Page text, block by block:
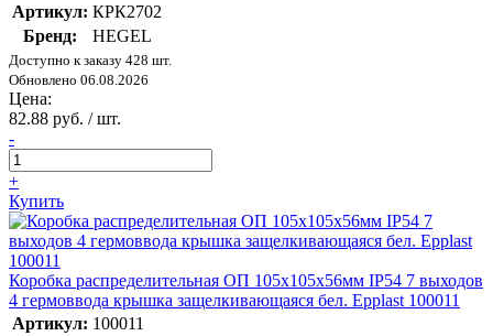
Артикул: КРК2702
Бренд:
HEGEL
Доступно к заказу 428 шт.
Обновлено 06.08.2026
Цена:
82.88 руб. / шт.
-
+
Купить
Коробка распределительная ОП 105х105х56мм IP54 7 выходов
4 гермоввода крышка защелкивающаяся бел. Epplast 100011
Артикул: 100011